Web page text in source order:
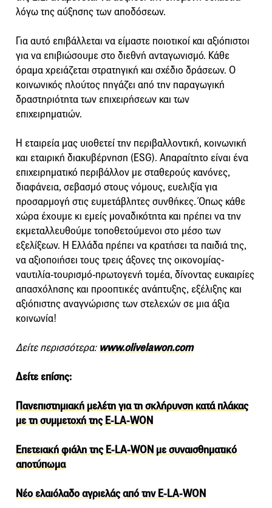
λόγω της αύξησης των αποδόσεων.
Για αυτό επιβάλλεται να είμαστε ποιοτικοί και αξιόπιστοι
για να επιβιώσουμε στο διεθνή ανταγωνισμό. Κάθε
όραμα χρειάζεται στρατηγική και σχέδιο δράσεων. Ο
κοινωνικός πλούτος πηγάζει από την παραγωγική
δραστηριότητα των επιχειρήσεων και των
επιχειρηματιών.
Η εταιρεία μας υιοθετεί την περιβαλλοντική, κοινωνική
και εταιρική διακυβέρνηση (ESG). Απαραίτητο είναι ένα
επιχειρηματικό περιβάλλον με σταθερούς κανόνες,
διαφάνεια, σεβασμό στους νόμους, ευελιξία για
προσαρμογή στις ευμετάβλητες συνθήκες. Όπως κάθε
χώρα έχουμε κι εμείς μοναδικότητα και πρέπει να την
εκμεταλλευθούμε τοποθετούμενοι στο μέσο των
εξελίξεων. Η Ελλάδα πρέπει να κρατήσει τα παιδιά της,
να αξιοποιήσει τους τρεις άξονες της οικονομίας-
ναυτιλία-τουρισμό-πρωτογενή τομέα, δίνοντας ευκαιρίες
απασχόλησης και προοπτικές ανάπτυξης, εξέλιξης και
αξιόπιστης αναγνώρισης των στελεχών σε μια άξια
κοινωνία!
Δείτε περισσότερα: www.olivelawon.com
Δείτε επίσης:
Πανεπιστημιακή μελέτη για τη σκλήρυνση κατά πλάκας
με τη συμμετοχή της E-LA-WON
Eπετειακή φιάλη της Ε-LA-WON με συναισθηματικό
αποτύπωμα
Νέο ελαιόλαδο αγριελάς από την Ε-LA-WON